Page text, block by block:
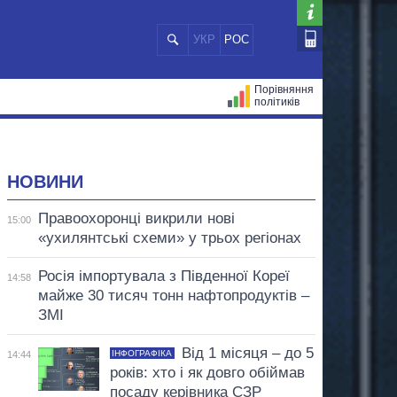
УКР РОС
Порівняння
політиків
НОВИНИ
15:00
Правоохоронці викрили нові
«ухилянтські схеми» у трьох регіонах
14:58
Росія імпортувала з Південної Кореї
майже 30 тисяч тонн нафтопродуктів –
ЗМІ
14:44 ІНФОГРАФІКА
Від 1 місяця – до 5
років: хто і як довго обіймав
посаду керівника СЗР